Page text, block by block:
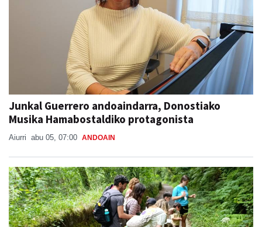
Junkal Guerrero andoaindarra, Donostiako
Musika Hamabostaldiko protagonista
Aiurri abu 05, 07:00 ANDOAIN